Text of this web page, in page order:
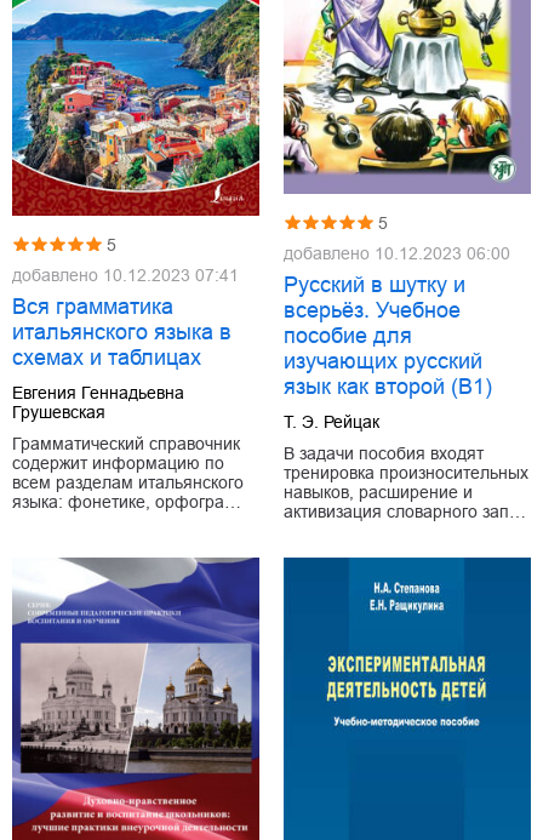
5
добавлено 10.12.2023 07:41
Вся грамматика
итальянского языка в
схемах и таблицах
Евгения Геннадьевна
Грушевская
Грамматический справочник
содержит информацию по
всем разделам итальянского
языка: фонетике, орфогра…
5
добавлено 10.12.2023 06:00
Русский в шутку и
всерьёз. Учебное
пособие для
изучающих русский
язык как второй (В1)
Т. Э. Рейцак
В задачи пособия входят
тренировка произносительных
навыков, расширение и
активизация словарного зап…